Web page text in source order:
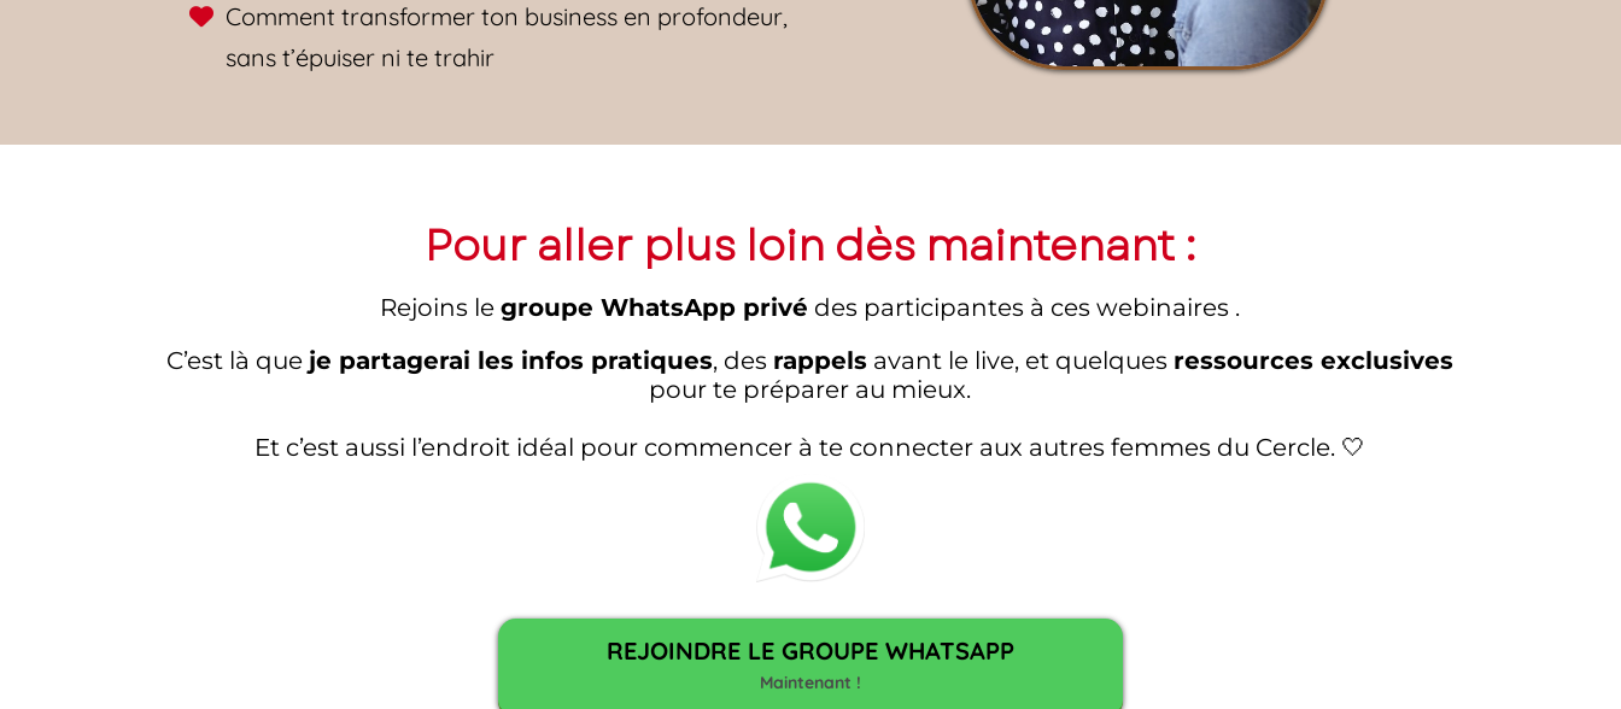
Comment transformer ton business en profondeur,
sans t’épuiser ni te trahir
Pour aller plus loin dès maintenant :
Rejoins legroupe WhatsApp privé des participantes à ces webinaires .
C’est là que je partagerai les infos pratiques, des rappels avant le live, et quelques ressources exclusives
pour te préparer au mieux.
Et c’est aussi l’endroit idéal pour commencer à te connecter aux autres femmes du Cercle. 🤍
REJOINDRE LE GROUPE WHATSAPP
Maintenant !